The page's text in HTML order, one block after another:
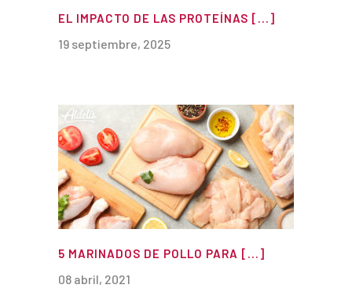
EL IMPACTO DE LAS PROTEÍNAS [...]
19 septiembre, 2025
5 MARINADOS DE POLLO PARA [...]
08 abril, 2021